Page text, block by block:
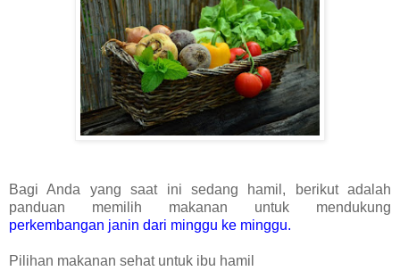
Bagi Anda yang saat ini sedang hamil, berikut adalah
panduan memilih makanan untuk mendukung
perkembangan janin dari minggu ke minggu.
Pilihan makanan sehat untuk ibu hamil